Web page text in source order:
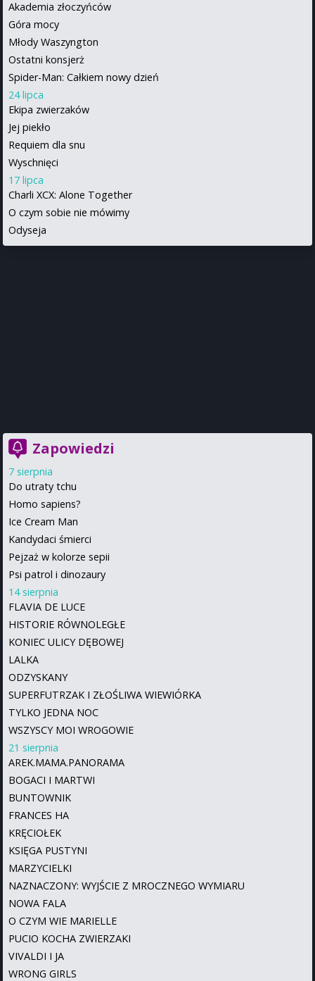
Akademia złoczyńców
Góra mocy
Młody Waszyngton
Ostatni konsjerż
Spider-Man: Całkiem nowy dzień
24 lipca
Ekipa zwierzaków
Jej piekło
Requiem dla snu
Wyschnięci
17 lipca
Charli XCX: Alone Together
O czym sobie nie mówimy
Odyseja
Zapowiedzi
7 sierpnia
Do utraty tchu
Homo sapiens?
Ice Cream Man
Kandydaci śmierci
Pejzaż w kolorze sepii
Psi patrol i dinozaury
14 sierpnia
FLAVIA DE LUCE
HISTORIE RÓWNOLEGŁE
KONIEC ULICY DĘBOWEJ
LALKA
ODZYSKANY
SUPERFUTRZAK I ZŁOŚLIWA WIEWIÓRKA
TYLKO JEDNA NOC
WSZYSCY MOI WROGOWIE
21 sierpnia
AREK.MAMA.PANORAMA
BOGACI I MARTWI
BUNTOWNIK
FRANCES HA
KRĘCIOŁEK
KSIĘGA PUSTYNI
MARZYCIELKI
NAZNACZONY: WYJŚCIE Z MROCZNEGO WYMIARU
NOWA FALA
O CZYM WIE MARIELLE
PUCIO KOCHA ZWIERZAKI
VIVALDI I JA
WRONG GIRLS